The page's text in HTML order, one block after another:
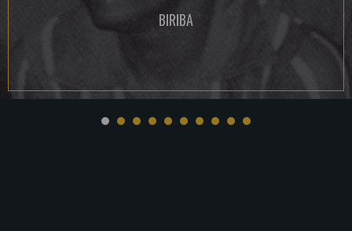
BIRIBA